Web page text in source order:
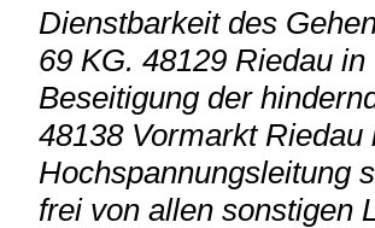
Dienstbarkeit des
69 KG. 48129 Riedau
Beseitigung der
48138 Vormarkt
Hochspannungsleitung
frei von allen sonstigen